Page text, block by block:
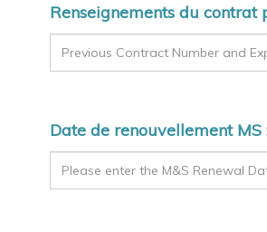
Renseignements du contrat
Date de renouvellement MS